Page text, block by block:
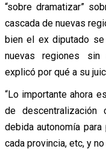
“sobre dramatizar”
cascada de nuevas
bien el ex diputado
nuevas regiones sin
explicó por qué a su
“Lo importante ahora
de
debida autonomía
cada provincia, etc, y